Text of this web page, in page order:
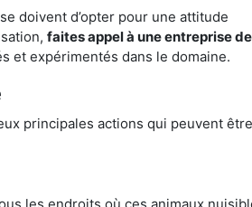
doivent d’opter pour une attitude
faites appel à une entreprise de
et expérimentés dans le domaine.
principales actions qui peuvent être